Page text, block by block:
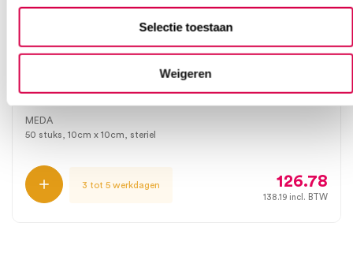
Selectie toestaan
Weigeren
Betadine zalfgaas, 10cm x 10cm, steriel (50)
MEDA
50 stuks, 10cm x 10cm, steriel
3 tot 5 werkdagen 126.78
138.19 incl. BTW